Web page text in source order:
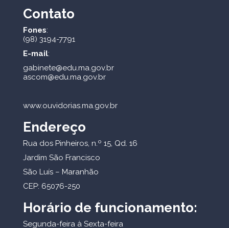
Contato
Fones:
(98) 3194-7791
E-mail:
gabinete@edu.ma.gov.br
ascom@edu.ma.gov.br
www.ouvidorias.ma.gov.br
Endereço
Rua dos Pinheiros, n.º 15, Qd. 16
Jardim São Francisco
São Luís – Maranhão
CEP: 65076-250
Horário de funcionamento:
Segunda-feira à Sexta-feira